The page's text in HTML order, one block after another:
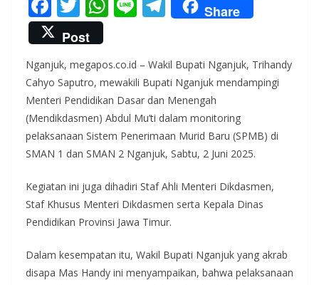
ac
e
b
o
o
k
w
itt
er s
A
p
p
el
gr
a
m
Share
Post
Nganjuk, megapos.co.id – Wakil Bupati Nganjuk, Trihandy
Cahyo Saputro, mewakili Bupati Nganjuk mendampingi
Menteri Pendidikan Dasar dan Menengah
(Mendikdasmen) Abdul Mu’ti dalam monitoring
pelaksanaan Sistem Penerimaan Murid Baru (SPMB) di
SMAN 1 dan SMAN 2 Nganjuk, Sabtu, 2 Juni 2025.
Kegiatan ini juga dihadiri Staf Ahli Menteri Dikdasmen,
Staf Khusus Menteri Dikdasmen serta Kepala Dinas
Pendidikan Provinsi Jawa Timur.
Dalam kesempatan itu, Wakil Bupati Nganjuk yang akrab
disapa Mas Handy ini menyampaikan, bahwa pelaksanaan